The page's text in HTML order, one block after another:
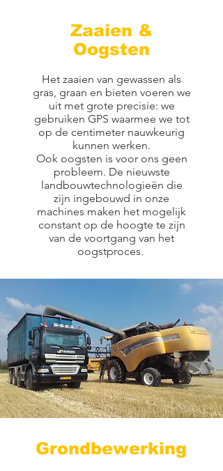
Zaaien &
Oogsten
Het zaaien van gewassen als
gras, graan en bieten voeren we
uit met grote precisie: we
gebruiken GPS waarmee we tot
op de centimeter nauwkeurig
kunnen werken.
Ook oogsten is voor ons geen
probleem. De nieuwste
landbouwtechnologieën die
zijn ingebouwd in onze
machines maken het mogelijk
constant op de hoogte te zijn
van de voortgang van het
oogstproces.
Grondbewerking